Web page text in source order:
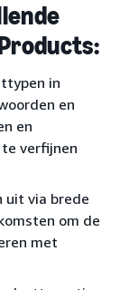
in
en
en
verfijnen
uit via brede
om de
met